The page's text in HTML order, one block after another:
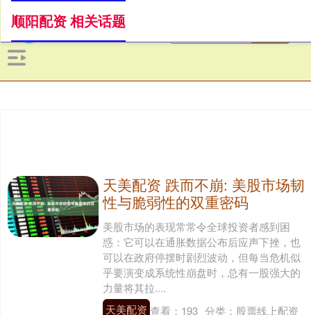
顺阳配资 相关话题
天美配资 跌而不崩: 美股市场韧
性与脆弱性的双重密码
美股市场的表现常常令全球投资者感到困
惑：它可以在通胀数据公布后应声下挫，也
可以在政府停摆时剧烈波动，但每当危机似
乎要演变成系统性崩盘时，总有一股强大的
力量将其拉....
天美配资 查看： 193 分类： 股票线上配资